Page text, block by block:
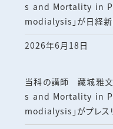
s and Mortality in
modialysis」が日経新
2026年6月18日
当科の講師 藏城雅
s and Mortality in
modialysis」がプレス